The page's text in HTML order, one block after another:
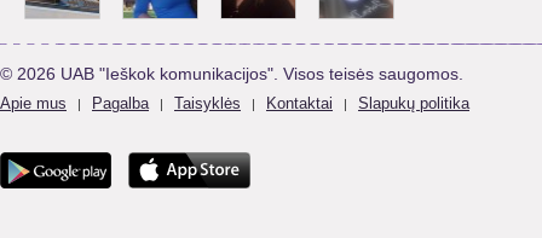
© 2026 UAB "Ieškok komunikacijos". Visos teisės saugomos.
Apie mus | Pagalba | Taisyklės | Kontaktai | Slapukų politika